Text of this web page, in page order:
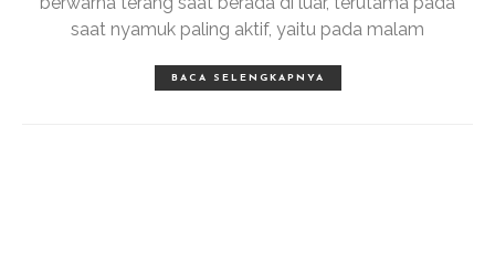
saat nyamuk paling aktif, yaitu pada malam
BACA SELENGKAPNYA